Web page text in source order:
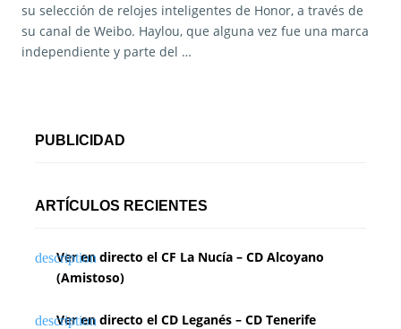
su selección de relojes inteligentes de Honor, a través de
su canal de Weibo. Haylou, que alguna vez fue una marca
independiente y parte del …
PUBLICIDAD
ARTÍCULOS RECIENTES
Ver en directo el CF La Nucía – CD Alcoyano
(Amistoso)
Ver en directo el CD Leganés – CD Tenerife